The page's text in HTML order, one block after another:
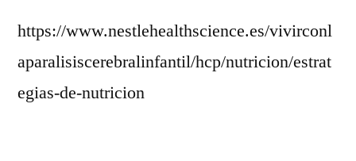
https://www.nestlehealthscience.es/vivirconl
aparalisiscerebralinfantil/hcp/nutricion/estrat
egias-de-nutricion